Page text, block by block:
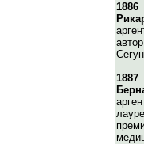
1886
1887